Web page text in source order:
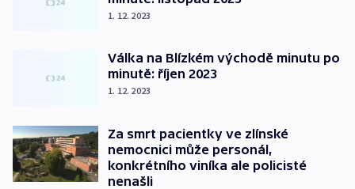
1. 12. 2023
Válka na Blízkém východě minutu po
minutě: říjen 2023
1. 12. 2023
Za smrt pacientky ve zlínské
nemocnici může personál,
konkrétního viníka ale policisté
nenašli